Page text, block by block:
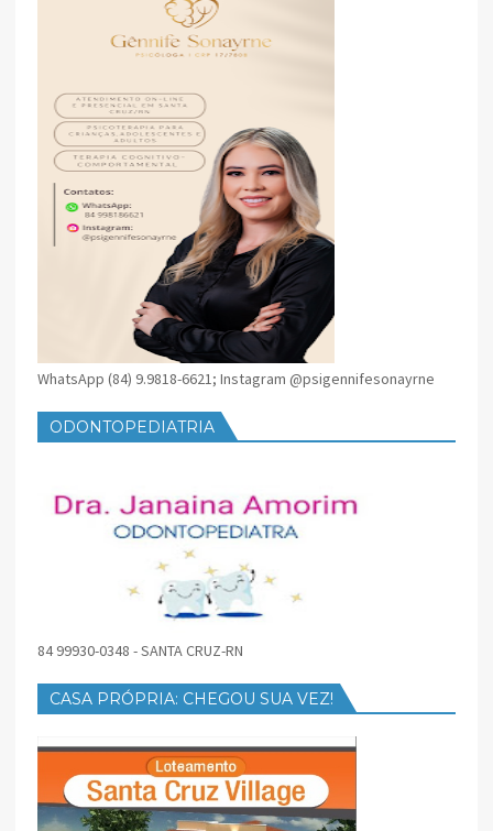
WhatsApp (84) 9.9818-6621; Instagram @psigennifesonayrne
ODONTOPEDIATRIA
84 99930-0348 - SANTA CRUZ-RN
CASA PRÓPRIA: CHEGOU SUA VEZ!